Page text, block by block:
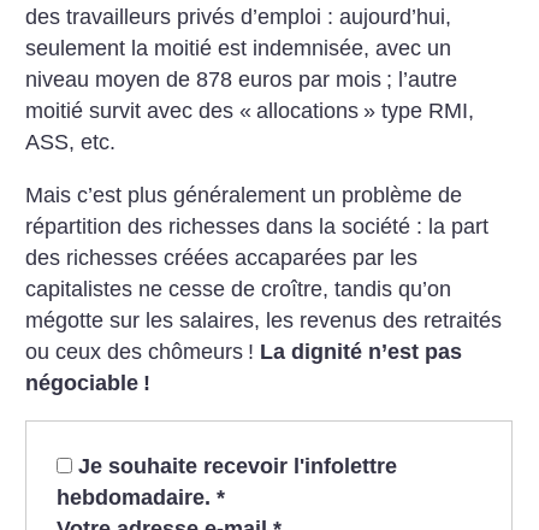
des travailleurs privés d’emploi : aujourd’hui,
seulement la moitié est indemnisée, avec un
niveau moyen de 878 euros par mois ; l’autre
moitié survit avec des « allocations » type RMI,
ASS, etc.
Mais c’est plus généralement un problème de
répartition des richesses dans la société : la part
des richesses créées accaparées par les
capitalistes ne cesse de croître, tandis qu’on
mégotte sur les salaires, les revenus des retraités
ou ceux des chômeurs ! La dignité n’est pas
négociable !
Je souhaite recevoir l'infolettre
hebdomadaire. *